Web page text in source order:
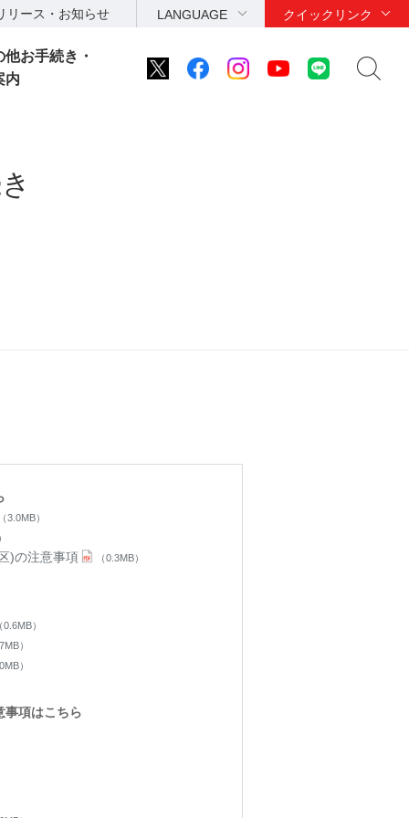
リース・お知らせ LANGUAGE クイックリンク
他お手続き・
内
（3.0MB）
)の注意事項 （0.3MB）
0.6MB）
）
）
事項はこちら